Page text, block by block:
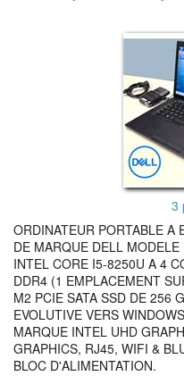
3
ORDINATEUR PORTABLE A
DE MARQUE DELL
INTEL CORE I5-8250U A 4
DDR4 (1 EMPLACEMENT
M2 PCIE SATA SSD DE 256
EVOLUTIVE VERS
MARQUE INTEL UHD
GRAPHICS, RJ45, WIFI &
BLOC D'ALIMENTATION.